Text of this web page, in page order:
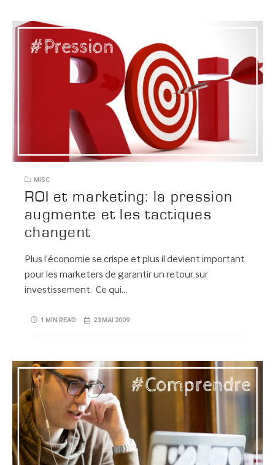
MISC
ROI et marketing: la pression
augmente et les tactiques
changent
Plus l’économie se crispe et plus il devient important
pour les marketers de garantir un retour sur
investissement. Ce qui…
1 MIN READ 23 MAI 2009